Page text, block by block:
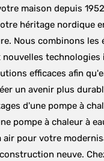
maison depuis
héritage nordique
Nous combinons les
nouvelles
efficaces afin
un avenir plus
d'une pompe à
pompe à chaleur à
air pour votre
neuve.